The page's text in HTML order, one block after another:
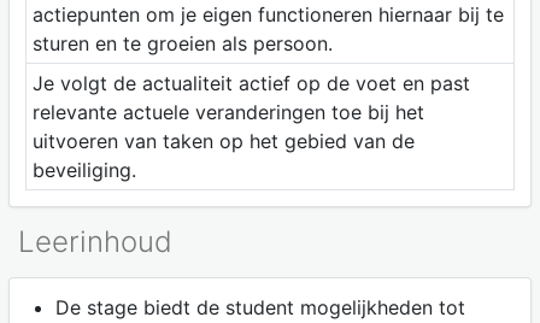
actiepunten om je eigen functioneren hiernaar bij te
sturen en te groeien als persoon.
Je volgt de actualiteit actief op de voet en past
relevante actuele veranderingen toe bij het
uitvoeren van taken op het gebied van de
beveiliging.
Leerinhoud
De stage biedt de student mogelijkheden tot